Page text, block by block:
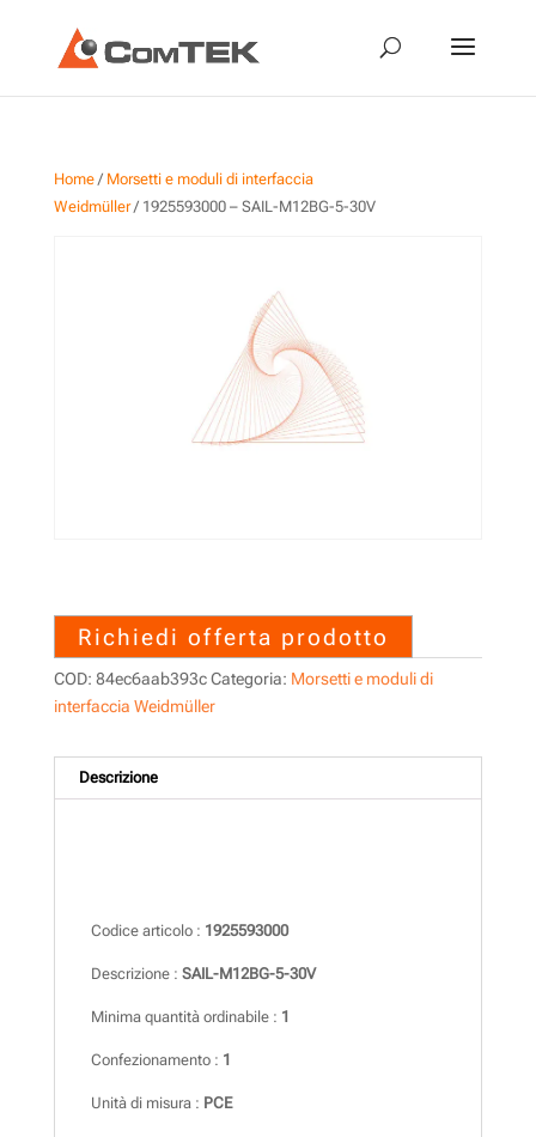
Home/ Morsetti e moduli di interfaccia
Weidmüller/ 1925593000 – SAIL-M12BG-5-30V
Richiedi offerta prodotto
COD: 84ec6aab393c Categoria: Morsetti e moduli di
interfaccia Weidmüller
Descrizione
Codice articolo : 1925593000
Descrizione : SAIL-M12BG-5-30V
Minima quantità ordinabile : 1
Confezionamento : 1
Unità di misura : PCE